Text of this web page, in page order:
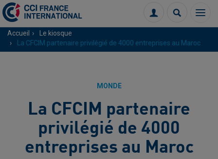
Menu
Connexion
Accueil
Le kiosque
La CFCIM partenaire privilégié de 4000 entreprises au Maroc
MONDE
La CFCIM partenaire
privilégié de 4000
entreprises au Maroc